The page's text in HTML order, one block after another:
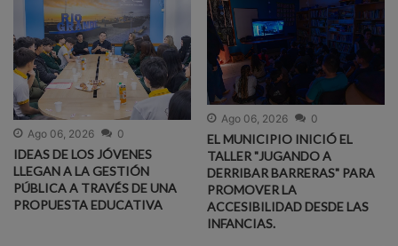
Ago 06, 2026 0
IDEAS DE LOS JÓVENES
LLEGAN A LA GESTIÓN
PÚBLICA A TRAVÉS DE UNA
PROPUESTA EDUCATIVA
Ago 06, 2026 0
EL MUNICIPIO INICIÓ EL
TALLER "JUGANDO A
DERRIBAR BARRERAS" PARA
PROMOVER LA
ACCESIBILIDAD DESDE LAS
INFANCIAS.